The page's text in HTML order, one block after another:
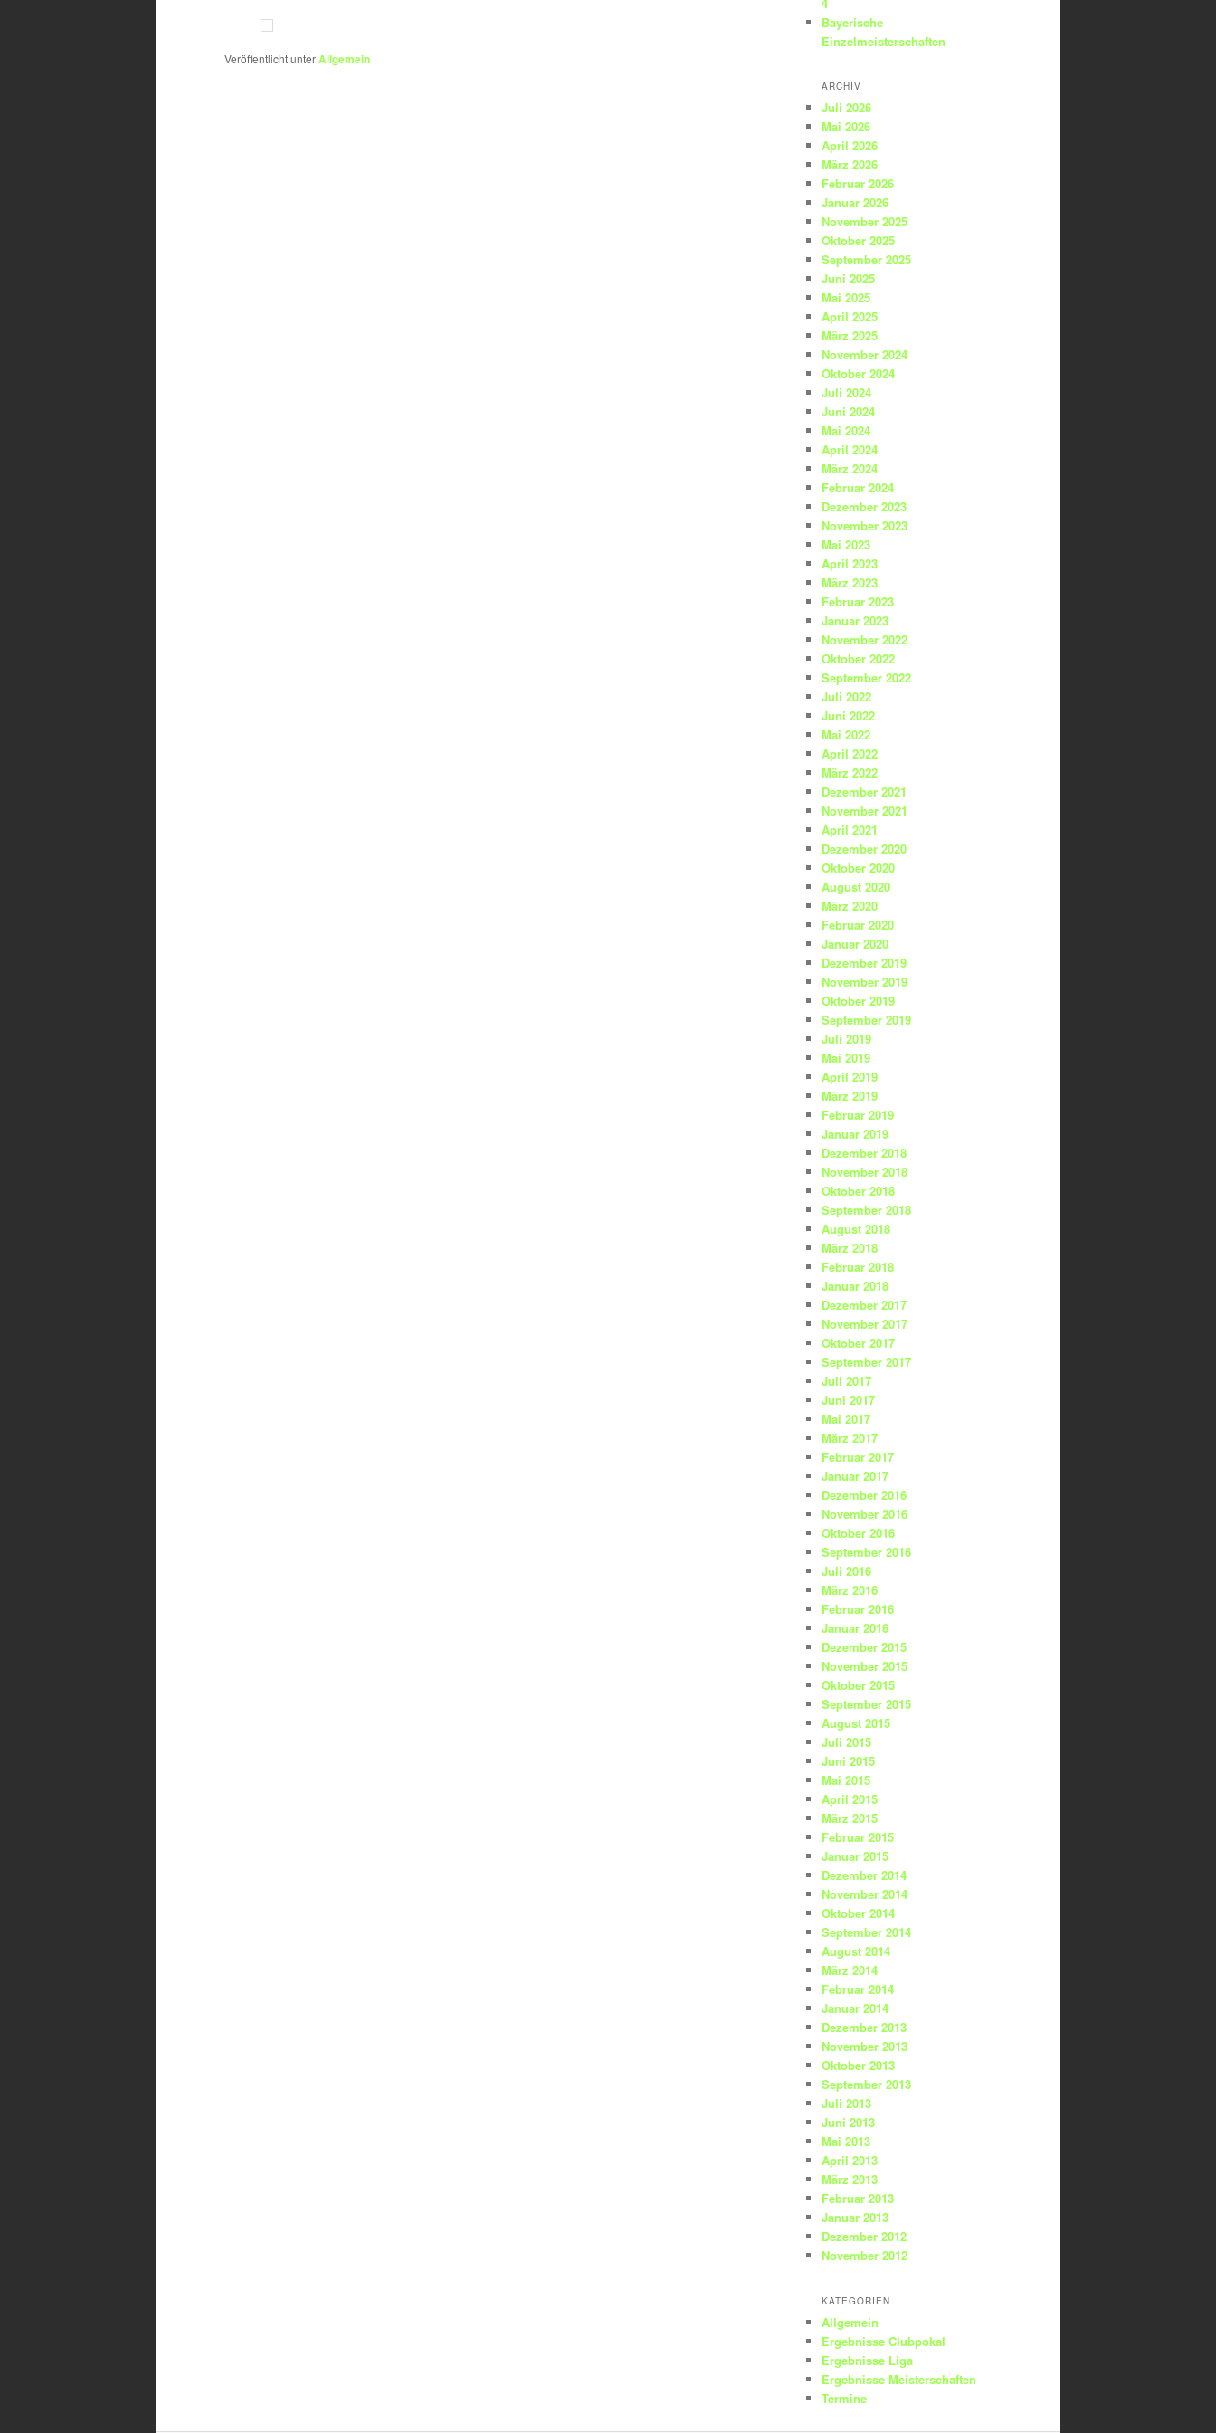
Veröffentlicht unterAllgemein
Bayerische
Einzelmeisterschaften
ARCHIV
Juli 2026
Mai 2026
April 2026
März 2026
Februar 2026
Januar 2026
November 2025
Oktober 2025
September 2025
Juni 2025
Mai 2025
April 2025
März 2025
November 2024
Oktober 2024
Juli 2024
Juni 2024
Mai 2024
April 2024
März 2024
Februar 2024
Dezember 2023
November 2023
Mai 2023
April 2023
März 2023
Februar 2023
Januar 2023
November 2022
Oktober 2022
September 2022
Juli 2022
Juni 2022
Mai 2022
April 2022
März 2022
Dezember 2021
November 2021
April 2021
Dezember 2020
Oktober 2020
August 2020
März 2020
Februar 2020
Januar 2020
Dezember 2019
November 2019
Oktober 2019
September 2019
Juli 2019
Mai 2019
April 2019
März 2019
Februar 2019
Januar 2019
Dezember 2018
November 2018
Oktober 2018
September 2018
August 2018
März 2018
Februar 2018
Januar 2018
Dezember 2017
November 2017
Oktober 2017
September 2017
Juli 2017
Juni 2017
Mai 2017
März 2017
Februar 2017
Januar 2017
Dezember 2016
November 2016
Oktober 2016
September 2016
Juli 2016
März 2016
Februar 2016
Januar 2016
Dezember 2015
November 2015
Oktober 2015
September 2015
August 2015
Juli 2015
Juni 2015
Mai 2015
April 2015
März 2015
Februar 2015
Januar 2015
Dezember 2014
November 2014
Oktober 2014
September 2014
August 2014
März 2014
Februar 2014
Januar 2014
Dezember 2013
November 2013
Oktober 2013
September 2013
Juli 2013
Juni 2013
Mai 2013
April 2013
März 2013
Februar 2013
Januar 2013
Dezember 2012
November 2012
KATEGORIEN
Allgemein
Ergebnisse Clubpokal
Ergebnisse Liga
Ergebnisse Meisterschaften
Termine